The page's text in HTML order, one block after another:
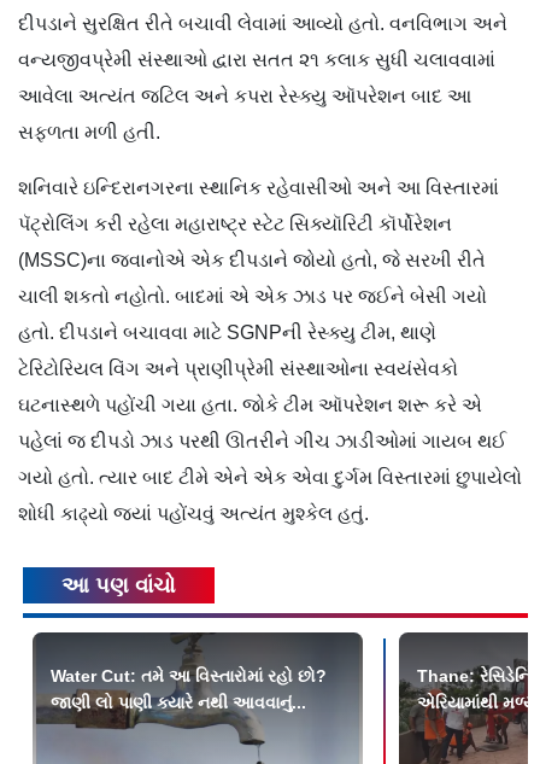
દીપડાને સુરક્ષિત રીતે બચાવી લેવામાં આવ્યો હતો. વનવિભાગ અને
વન્યજીવપ્રેમી સંસ્થાઓ દ્વારા સતત ૨૧ કલાક સુધી ચલાવવામાં
આવેલા અત્યંત જટિલ અને કપરા રેસ્ક્યુ ઑપરેશન બાદ આ
સફળતા મળી હતી.
શનિવારે ઇન્દિરાનગરના સ્થાનિક રહેવાસીઓ અને આ વિસ્તારમાં
પૅટ્રોલિંગ કરી રહેલા મહારાષ્ટ્ર સ્ટેટ સિક્યૉરિટી કૉર્પોરેશન
(MSSC)ના જવાનોએ એક દીપડાને જોયો હતો, જે સરખી રીતે
ચાલી શકતો નહોતો. બાદમાં એ એક ઝાડ પર જઈને બેસી ગયો
હતો. દીપડાને બચાવવા માટે SGNPની રેસ્ક્યુ ટીમ, થાણે
ટેરિટોરિયલ વિંગ અને પ્રાણીપ્રેમી સંસ્થાઓના સ્વયંસેવકો
ઘટનાસ્થળે પહોંચી ગયા હતા. જોકે ટીમ ઑપરેશન શરૂ કરે એ
પહેલાં જ દીપડો ઝાડ પરથી ઊતરીને ગીચ ઝાડીઓમાં ગાયબ થઈ
ગયો હતો. ત્યાર બાદ ટીમે એને એક એવા દુર્ગમ વિસ્તારમાં છુપાયેલો
શોધી કાઢ્યો જ્યાં પહોંચવું અત્યંત મુશ્કેલ હતું.
આ પણ વાંચો
Water Cut: તમે આ વિસ્તારોમાં રહો છો?
જાણી લો પાણી ક્યારે નથી આવવાનું...
Thane:
એરિયામાંથી